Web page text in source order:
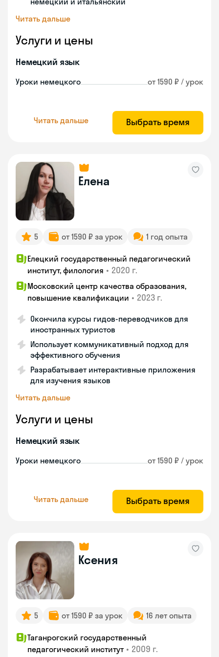
Читать дальше
Услуги и цены
Немецкий язык
Уроки немецкого от 1590 ₽ / урок
Читать дальше Выбрать время
Елена
5 от 1590 ₽ за урок 1 год опыта
Елецкий государственный педагогический
институт, филология • 2020 г.
Московский центр качества образования,
повышение квалификации • 2023 г.
Окончила курсы гидов-переводчиков для
иностранных туристов
Использует коммуникативный подход для
эффективного обучения
Разрабатывает интерактивные приложения
для изучения языков
Читать дальше
Услуги и цены
Немецкий язык
Уроки немецкого от 1590 ₽ / урок
Читать дальше Выбрать время
Ксения
5 от 1590 ₽ за урок 16 лет опыта
Таганрогский государственный
педагогический институт • 2009 г.